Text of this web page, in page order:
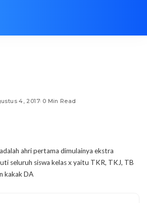
4, 2017 0 Min Read
ahri pertama dimulainya ekstra
seluruh siswa kelas x yaitu TKR, TKJ, TB
kakak DA